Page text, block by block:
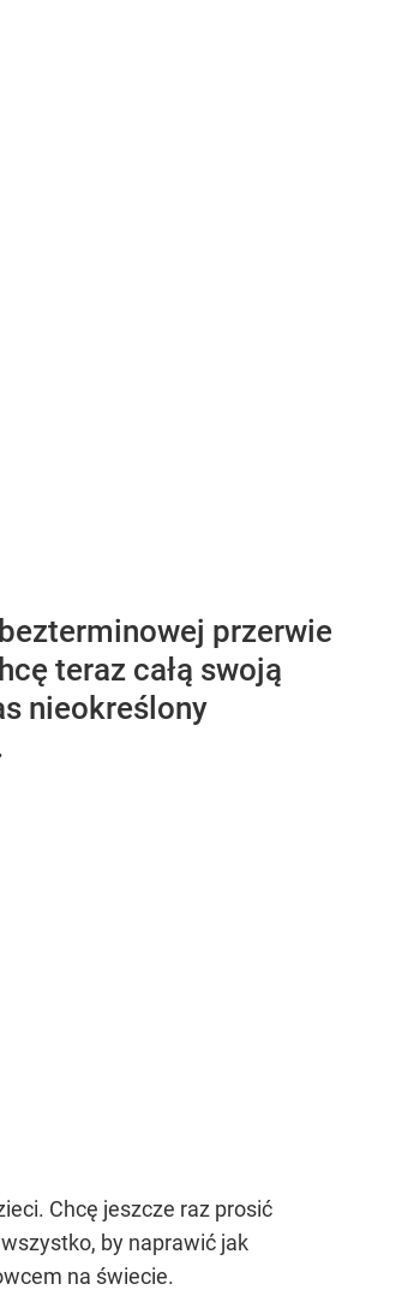
przerwie
teraz całą swoją
nieokreślony
Chcę jeszcze raz prosić
by naprawić jak
na świecie.